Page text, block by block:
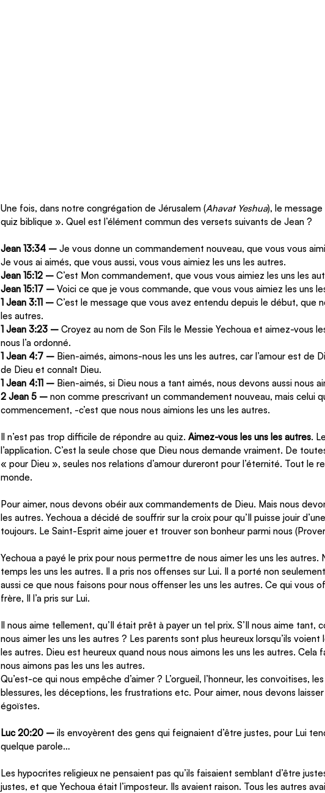
Une fois, dans notre congrégation de Jérusalem (Ahavat Yeshua), le
quiz biblique ». Quel est l’élément commun des versets suivants de Jean ?
Jean 13:34 – Je vous donne un commandement nouveau, que vous vous
Je vous ai aimés, que vous aussi, vous vous aimiez les uns les autres.
Jean 15:12 – C’est Mon commandement, que vous vous aimiez les uns les
Jean 15:17 – Voici ce que je vous commande, que vous vous aimiez les uns
1 Jean 3:11 – C’est le message que vous avez entendu depuis le début, que
les autres.
1 Jean 3:23 – Croyez au nom de Son Fils le Messie Yechoua et aimez-vous
nous l’a ordonné.
1 Jean 4:7 – Bien-aimés, aimons-nous les uns les autres, car l’amour est de
de Dieu et connaît Dieu.
1 Jean 4:11 – Bien-aimés, si Dieu nous a tant aimés, nous devons aussi nous
2 Jean 5 – non comme prescrivant un commandement nouveau, mais celui
commencement, -c’est que nous nous aimions les uns les autres.
Il n’est pas trop difficile de répondre au quiz. Aimez-vous les uns les autres.
l’application. C’est la seule chose que Dieu nous demande vraiment. De
« pour Dieu », seules nos relations d’amour dureront pour l’éternité. Tout le
monde.
Pour aimer, nous devons obéir aux commandements de Dieu. Mais nous
les autres. Yechoua a décidé de souffrir sur la croix pour qu’Il puisse jouir
toujours. Le Saint-Esprit aime jouer et trouver son bonheur parmi nous
Yechoua a payé le prix pour nous permettre de nous aimer les uns les autres.
temps les uns les autres. Il a pris nos offenses sur Lui. Il a porté non
aussi ce que nous faisons pour nous offenser les uns les autres. Ce qui vous
frère, Il l’a pris sur Lui.
Il nous aime tellement, qu’Il était prêt à payer un tel prix. S’Il nous aime tant,
nous aimer les uns les autres ? Les parents sont plus heureux lorsqu’ils voient
les autres. Dieu est heureux quand nous nous aimons les uns les autres. Cela
nous aimons pas les uns les autres.
Qu’est-ce qui nous empêche d’aimer ? L’orgueil, l’honneur, les convoitises,
blessures, les déceptions, les frustrations etc. Pour aimer, nous devons
égoïstes.
Luc 20:20 – ils envoyèrent des gens qui feignaient d’être justes, pour Lui
quelque parole…
Les hypocrites religieux ne pensaient pas qu’ils faisaient semblant d’être
justes, et que Yechoua était l’imposteur. Ils avaient raison. Tous les autres